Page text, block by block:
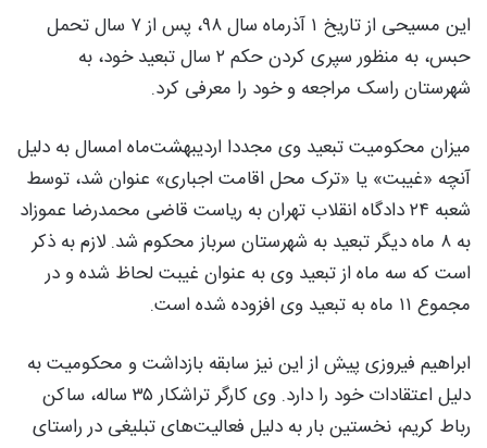
این مسیحی از تاریخ ۱ آذرماه سال ۹۸، پس از ۷ سال تحمل
حبس، به منظور سپری کردن حکم ۲ سال تبعید خود، به
شهرستان راسک مراجعه و خود را معرفی کرد.
میزان محکومیت تبعید وی مجددا اردیبهشت‌ماه امسال به دلیل
آنچه «غیبت» یا «ترک محل اقامت اجباری» عنوان شد، توسط
شعبه ۲۴ دادگاه انقلاب تهران به ریاست قاضی محمدرضا عموزاد
به ۸ ماه دیگر تبعید به شهرستان سرباز محکوم شد. لازم به ذکر
است که سه ماه از تبعید وی به عنوان غیبت لحاظ شده و در
مجموع ۱۱ ماه به تبعید وی افزوده شده است.
ابراهیم فیروزی پیش از این نیز سابقه بازداشت و محکومیت به
دلیل اعتقادات خود را دارد. وی کارگر تراشکار ۳۵ ساله، ساکن
رباط کریم، نخستین بار به دلیل فعالیت‌های تبلیغی در راستای